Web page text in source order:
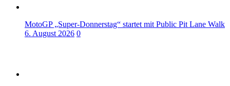
MotoGP „Super-Donnerstag“ startet mit Public Pit Lane Walk
6. August 2026 0